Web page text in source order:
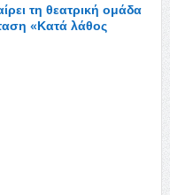
τη θεατρική ομάδα
«Κατά λάθος